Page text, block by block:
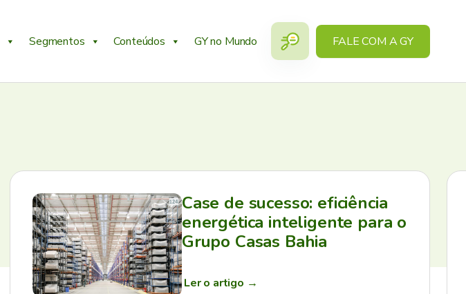
Segmentos Conteúdos GY no Mundo FALE COM A GY
Case de sucesso: eficiência
energética inteligente para o
Grupo Casas Bahia
Ler o artigo →